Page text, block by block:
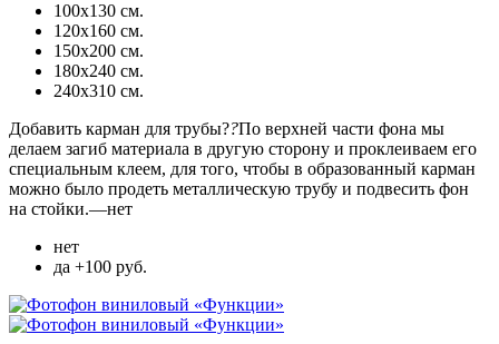
100х130 см.
120х160 см.
150х200 см.
180х240 см.
240х310 см.
Добавить карман для трубы??По верхней части фона мы
делаем загиб материала в другую сторону и проклеиваем его
специальным клеем, для того, чтобы в образованный карман
можно было продеть металлическую трубу и подвесить фон
на стойки.—нет
нет
да +100 руб.